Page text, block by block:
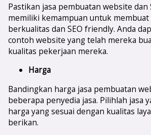
Pastikan jasa pembuatan website dan
memiliki kemampuan untuk
berkualitas dan SEO friendly. Anda
contoh website yang telah mereka
kualitas pekerjaan mereka.
Harga
Bandingkan harga jasa pembuatan
beberapa penyedia jasa. Pilihlah jasa
harga yang sesuai dengan kualitas
berikan.